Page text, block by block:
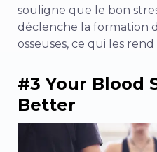
souligne que le bon
déclenche la formation
osseuses, ce qui les
#3 Your Blood
Better